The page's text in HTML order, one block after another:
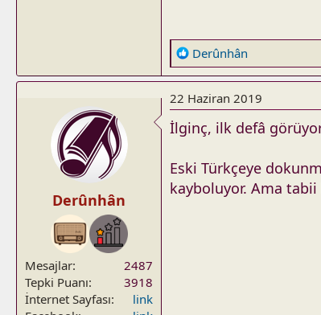
R
e
a
c
i
n
s
Derûnhân
Derûnhân
Mesajlar
2487
Tepki Puanı
3918
İnternet Sayfası
link
22 Haziran 2019
İlginç, ilk defâ
Eski Türkçeye
kayboluyor. Ama tabii